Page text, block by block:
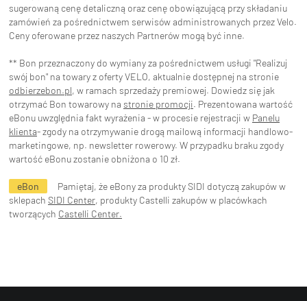
sugerowaną cenę detaliczną oraz cenę obowiązującą przy składaniu
zamówień za pośrednictwem serwisów administrowanych przez Velo.
Ceny oferowane przez naszych Partnerów mogą być inne.
** Bon przeznaczony do wymiany za pośrednictwem usługi "Realizuj
swój bon" na towary z oferty VELO, aktualnie dostępnej na stronie
odbierzebon.pl, w ramach sprzedaży premiowej. Dowiedz się jak
otrzymać Bon towarowy na stronie promocji. Prezentowana wartość
eBonu uwzględnia fakt wyrażenia - w procesie rejestracji w Panelu
klienta- zgody na otrzymywanie drogą mailową informacji handlowo-
marketingowe, np. newsletter rowerowy. W przypadku braku zgody
wartość eBonu zostanie obniżona o 10 zł.
eBon
Pamiętaj, że eBony za produkty SIDI dotyczą zakupów w
sklepach SIDI Center, produkty Castelli zakupów w placówkach
tworzących Castelli Center.